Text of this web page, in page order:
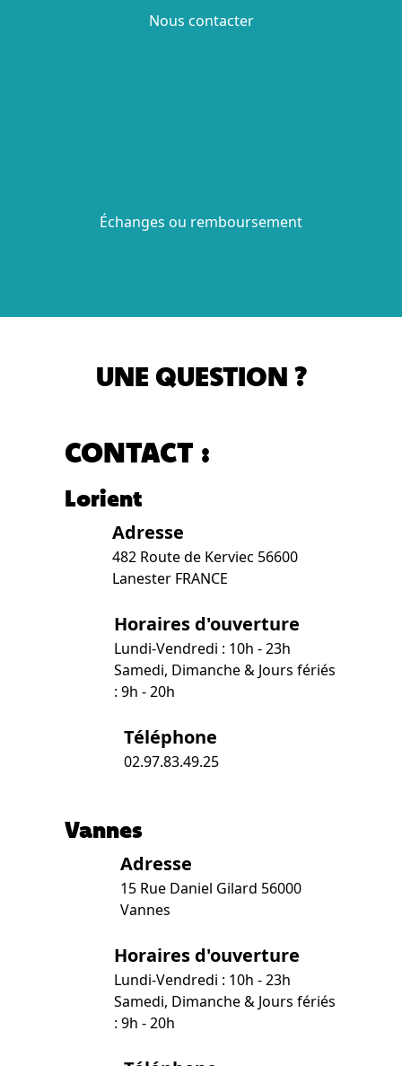
Nous contacter
Échanges ou remboursement
UNE QUESTION ?
CONTACT :
Lorient
Adresse
482 Route de Kerviec 56600
Lanester FRANCE
Horaires d'ouverture
Lundi-Vendredi : 10h - 23h
Samedi, Dimanche & Jours fériés
: 9h - 20h
Téléphone
02.97.83.49.25
Vannes
Adresse
15 Rue Daniel Gilard 56000
Vannes
Horaires d'ouverture
Lundi-Vendredi : 10h - 23h
Samedi, Dimanche & Jours fériés
: 9h - 20h